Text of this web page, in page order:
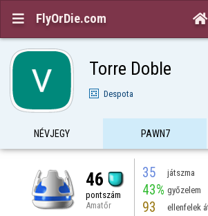
 FlyOrDie.com 
Torre Doble
Despota
NÉVJEGY PAWN7
46
pontszám
Amatőr
35 játszma
43% győzelem
93 ellenfelek